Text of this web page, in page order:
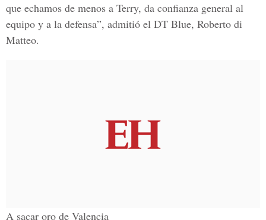
que echamos de menos a Terry, da confianza general al
equipo y a la defensa”, admitió el DT Blue, Roberto di
Matteo.
A sacar oro de Valencia